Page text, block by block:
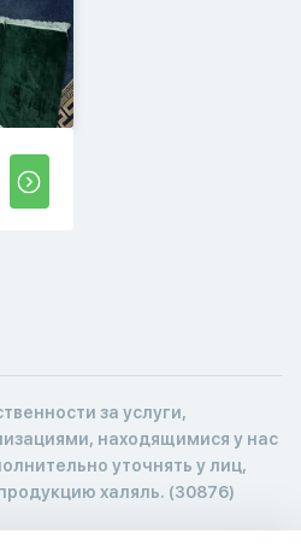
за услуги,
находящимися у нас
уточнять у лиц,
халяль. (30876)